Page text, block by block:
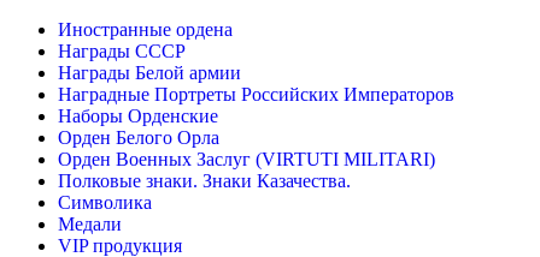
Иностранные ордена
Награды СССР
Награды Белой армии
Наградные Портреты Российских Императоров
Наборы Орденские
Орден Белого Орла
Орден Военных Заслуг (VIRTUTI MILITARI)
Полковые знаки. Знаки Казачества.
Символика
Медали
VIP продукция